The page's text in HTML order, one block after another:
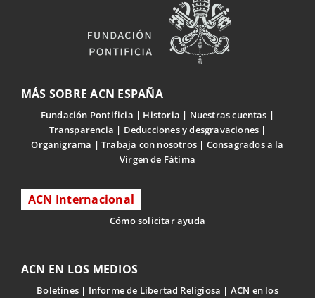
MÁS SOBRE ACN ESPAÑA
Fundación Pontificia Historia
Nuestras cuentas
Transparencia
Deducciones y desgravaciones
Organigrama
Trabaja con nosotros
Consagrados a la
Virgen de Fátima
ACN Internacional
Cómo solicitar ayuda
ACN EN LOS MEDIOS
Boletines Informe de Libertad Religiosa
ACN en los